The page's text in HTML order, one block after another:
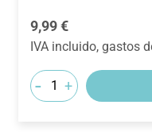
Precio normal:
9,99 €
IVA incluido, gastos
- +